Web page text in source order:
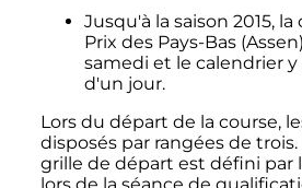
Jusqu'à la saison 2015,
Prix des Pays-Bas
samedi et le calendrier
d'un jour.
Lors du départ de la course,
disposés par rangées de
grille de départ est défini par